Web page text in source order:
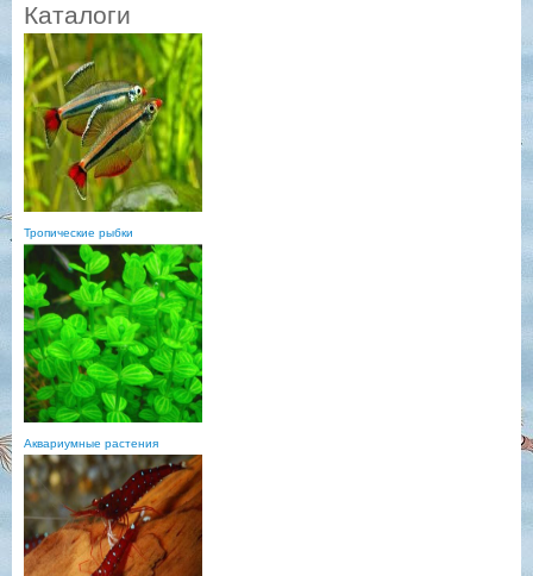
Каталоги
Тропические рыбки
Аквариумные растения